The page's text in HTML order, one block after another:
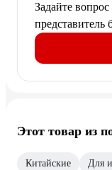
Задайте
представитель
Этот товар из
Китайские Для